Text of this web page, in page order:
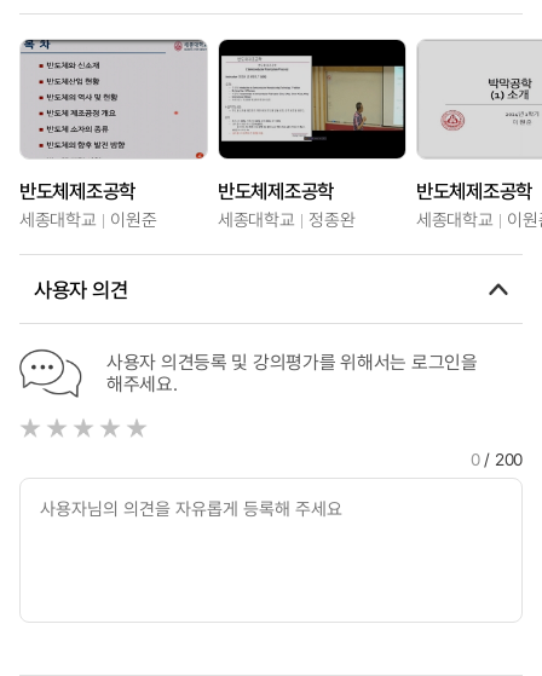
반도체제조공학
세종대학교 이원준
반도체제조공학
세종대학교 정종완
반도체제조공학
세종대학교 이
사용자 의견
사용자 의견등록 및 강의평가를 위해서는 로그인을
해주세요.
0/ 200